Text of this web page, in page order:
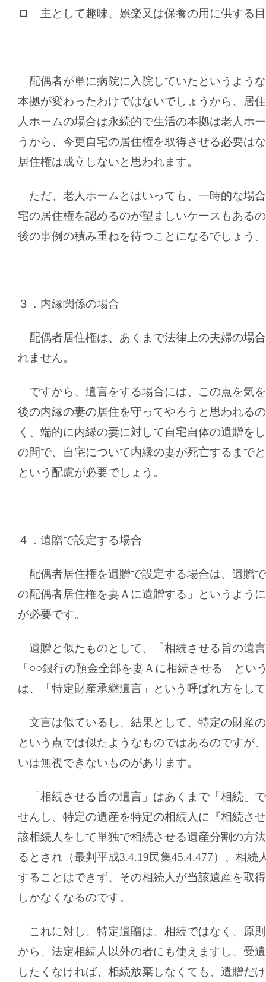
ロ 主として趣味、娯楽又は保養の用に供する
配偶者が単に病院に入院していたというよう
本拠が変わったわけではないでしょうから、居
人ホームの場合は永続的で生活の本拠は老人ホ
うから、今更自宅の居住権を取得させる必要は
居住権は成立しないと思われます。
ただ、老人ホームとはいっても、一時的な場
宅の居住権を認めるのが望ましいケースもある
後の事例の積み重ねを待つことになるでしょう。
３．内縁関係の場合
配偶者居住権は、あくまで法律上の夫婦の場
れません。
ですから、遺言をする場合には、この点を気
後の内縁の妻の居住を守ってやろうと思われる
く、端的に内縁の妻に対して自宅自体の遺贈を
の間で、自宅について内縁の妻が死亡するまで
という配慮が必要でしょう。
４．遺贈で設定する場合
配偶者居住権を遺贈で設定する場合は、遺贈
の配偶者居住権を妻Ａに遺贈する」というよう
が必要です。
遺贈と似たものとして、「相続させる旨の遺
「○○銀行の預金全部を妻Ａに相続させる」とい
は、「特定財産承継遺言」という呼ばれ方をし
文言は似ているし、結果として、特定の財産
という点では似たようなものではあるのですが
いは無視できないものがあります。
「相続させる旨の遺言」はあくまで「相続」
せんし、特定の遺産を特定の相続人に『相続さ
該相続人をして単独で相続させる遺産分割の方
るとされ（最判平成3.4.19民集45.4.477）、相続
することはできず、その相続人が当該遺産を取
しかなくなるのです。
これに対し、特定遺贈は、相続ではなく、原
から、法定相続人以外の者にも使えますし、受
したくなければ、相続放棄しなくても、遺贈だ